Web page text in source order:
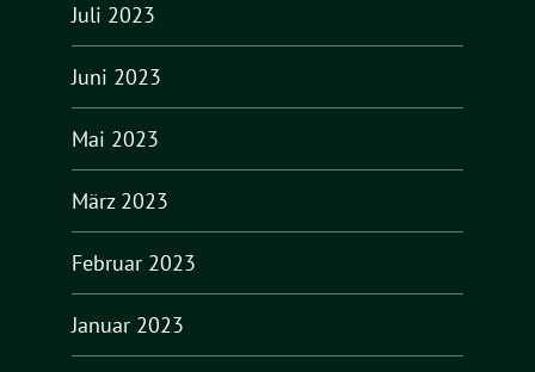
Juli 2023
Juni 2023
Mai 2023
März 2023
Februar 2023
Januar 2023